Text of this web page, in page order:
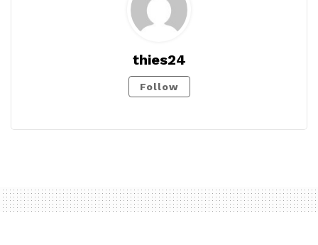
thies24
Follow